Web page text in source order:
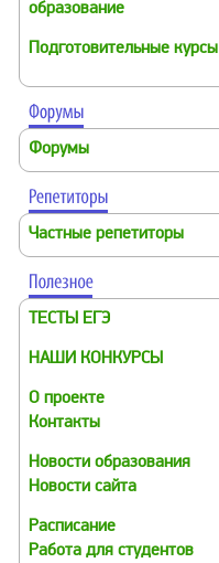
образование
Подготовительные курсы
Форумы
Частные репетиторы
ТЕСТЫ ЕГЭ
НАШИ КОНКУРСЫ
О проекте
Контакты
Новости образования
Новости сайта
Расписание
Работа для студентов